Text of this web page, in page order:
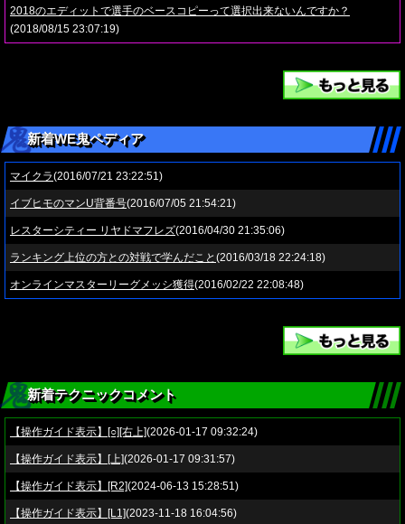
2018のエディットで選手のベースコピーって選択出来ないんですか？
(2018/08/15 23:07:19)
新着WE鬼ペディア
マイクラ(2016/07/21 23:22:51)
イブヒモのマンU背番号(2016/07/05 21:54:21)
レスターシティー リヤドマフレズ(2016/04/30 21:35:06)
ランキング上位の方との対戦で学んだこと (2016/03/18 22:24:18)
オンラインマスターリーグメッシ獲得(2016/02/22 22:08:48)
新着テクニックコメント
【操作ガイド表示】[○][右上](2026-01-17 09:32:24)
【操作ガイド表示】[上](2026-01-17 09:31:57)
【操作ガイド表示】[R2](2024-06-13 15:28:51)
【操作ガイド表示】[L1](2023-11-18 16:04:56)